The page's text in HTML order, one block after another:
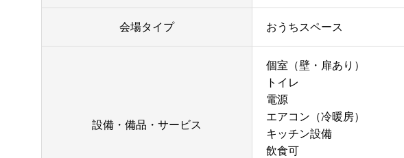
会場タイプ おうちスペース
設備・備品・サービス
個室（壁・扉あり）
トイレ
電源
エアコン（冷暖房）
キッチン設備
飲食可